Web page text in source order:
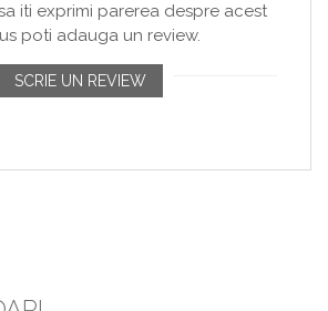
iti exprimi parerea despre acest
poti adauga un review.
SCRIE UN REVIEW